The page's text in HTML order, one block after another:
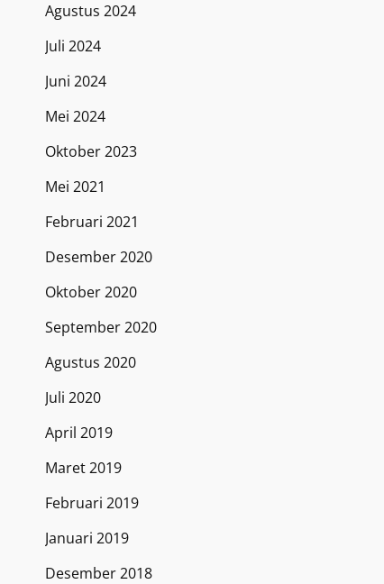
Agustus 2024
Juli 2024
Juni 2024
Mei 2024
Oktober 2023
Mei 2021
Februari 2021
Desember 2020
Oktober 2020
September 2020
Agustus 2020
Juli 2020
April 2019
Maret 2019
Februari 2019
Januari 2019
Desember 2018